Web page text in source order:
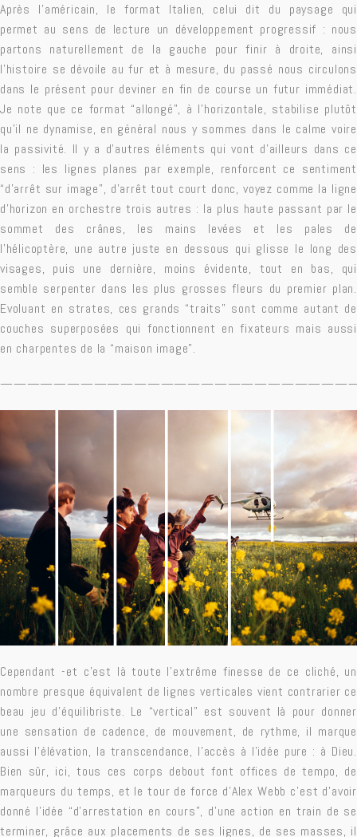
Après l’américain, le format Italien, celui dit du paysage qui
permet au sens de lecture un développement progressif : nous
partons naturellement de la gauche pour finir à droite, ainsi
l’histoire se dévoile au fur et à mesure, du passé nous circulons
dans le présent pour deviner en fin de course un futur immédiat.
Je note que ce format “allongé”, à l’horizontale, stabilise plutôt
qu’il ne dynamise, en général nous y sommes dans le calme voire
la passivité. Il y a d’autres éléments qui vont d’ailleurs dans ce
sens : les lignes planes par exemple, renforcent ce sentiment
“d’arrêt sur image”, d’arrêt tout court donc, voyez comme la ligne
d’horizon en orchestre trois autres : la plus haute passant par le
sommet des crânes, les mains levées et les pales de
l’hélicoptère, une autre juste en dessous qui glisse le long des
visages, puis une dernière, moins évidente, tout en bas, qui
semble serpenter dans les plus grosses fleurs du premier plan.
Evoluant en strates, ces grands “traits” sont comme autant de
couches superposées qui fonctionnent en fixateurs mais aussi
en charpentes de la “maison image”.
Cependant -et c’est là toute l’extrême finesse de ce cliché, un
nombre presque équivalent de lignes verticales vient contrarier ce
beau jeu d’équilibriste. Le “vertical” est souvent là pour donner
une sensation de cadence, de mouvement, de rythme, il marque
aussi l’élévation, la transcendance, l’accès à l’idée pure : à Dieu.
Bien sûr, ici, tous ces corps debout font offices de tempo, de
marqueurs du temps, et le tour de force d’Alex Webb c’est d’avoir
donné l’idée “d’arrestation en cours”, d’une action en train de se
terminer, grâce aux placements de ses lignes, de ses masses, il